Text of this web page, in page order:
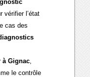
vérifier l’état
cas des
Gignac,
le contrôle